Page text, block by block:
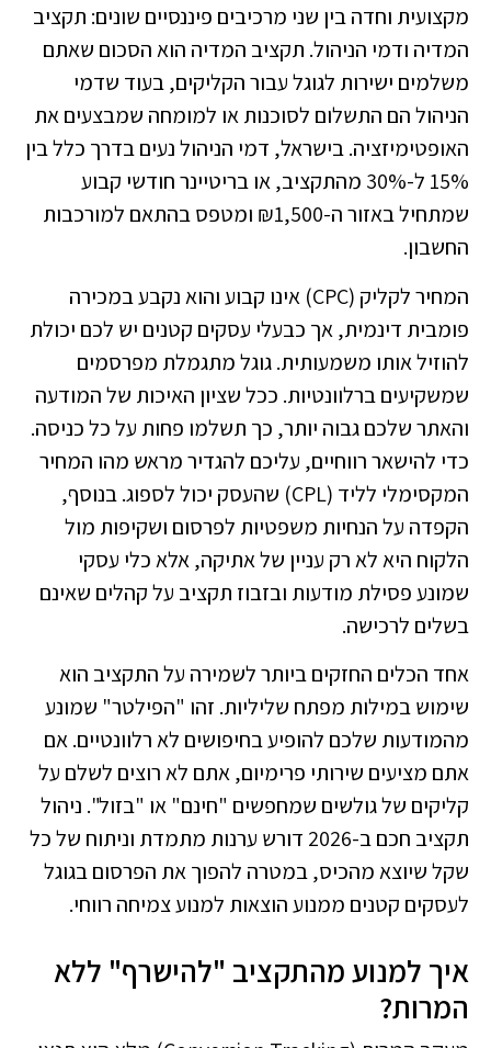
מקצועית וחדה בין שני מרכיבים פיננסיים שונים: תקציב
המדיה ודמי הניהול. תקציב המדיה הוא הסכום שאתם
משלמים ישירות לגוגל עבור הקליקים, בעוד שדמי
הניהול הם התשלום לסוכנות או למומחה שמבצעים את
האופטימיזציה. בישראל, דמי הניהול נעים בדרך כלל בין
15% ל-30% מהתקציב, או בריטיינר חודשי קבוע
שמתחיל באזור ה-₪1,500 ומטפס בהתאם למורכבות
החשבון.
המחיר לקליק (CPC) אינו קבוע והוא נקבע במכירה
פומבית דינמית, אך כבעלי עסקים קטנים יש לכם יכולת
להוזיל אותו משמעותית. גוגל מתגמלת מפרסמים
שמשקיעים ברלוונטיות. ככל שציון האיכות של המודעה
והאתר שלכם גבוה יותר, כך תשלמו פחות על כל כניסה.
כדי להישאר רווחיים, עליכם להגדיר מראש מהו המחיר
המקסימלי לליד (CPL) שהעסק יכול לספוג. בנוסף,
הקפדה עלהנחיות משפטיות לפרסום ושקיפות מול
הלקוח היא לא רק עניין של אתיקה, אלא כלי עסקי
שמונע פסילת מודעות ובזבוז תקציב על קהלים שאינם
בשלים לרכישה.
אחד הכלים החזקים ביותר לשמירה על התקציב הוא
שימוש במילות מפתח שליליות. זהו "הפילטר" שמונע
מהמודעות שלכם להופיע בחיפושים לא רלוונטיים. אם
אתם מציעים שירותי פרימיום, אתם לא רוצים לשלם על
קליקים של גולשים שמחפשים "חינם" או "בזול". ניהול
תקציב חכם ב-2026 דורש ערנות מתמדת וניתוח של כל
שקל שיוצא מהכיס, במטרה להפוך את הפרסום בגוגל
לעסקים קטנים ממנוע הוצאות למנוע צמיחה רווחי.
איך למנוע מהתקציב "להישרף" ללא
המרות?